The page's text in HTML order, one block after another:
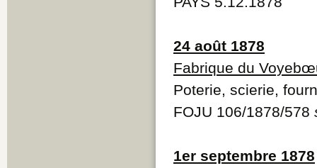
24 août 1878
Fabrique du
Poterie, scierie,
FOJU 106/1878/578
1er septembre 1878